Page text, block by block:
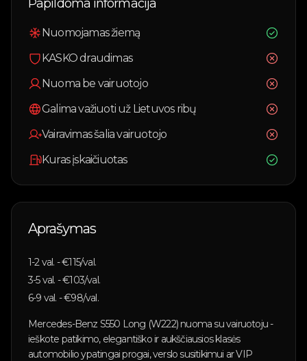
Papildoma informacija
Nuomojamas žiemą
KASKO draudimas
Nuoma be vairuotojo
Galima važiuoti už Lietuvos ribų
Vairavimas šalia vairuotojo
Kuras įskaičiuotas
Aprašymas
1-2val. - €115/val.
3-5val. - €103/val.
6-9 val. - €98/val.
Mercedes-Benz S550 Long (W222) nuoma su vairuotoju -
ieškote patikimo, elegantiško ir aukščiausios klasės
automobilio ypatingai progai, verslo susitikimui ar VIP